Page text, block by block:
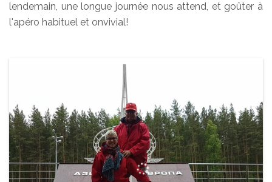
lendemain, une longue journée nous attend, et goûter à
l'apéro habituel et onvivial!